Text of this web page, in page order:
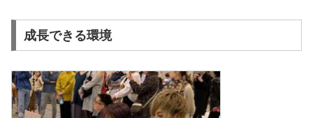
成長できる環境